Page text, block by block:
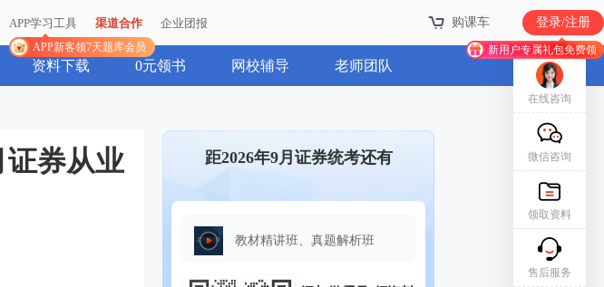
APP学习工具
APP新客领7天题库会员
渠道合作 企业团报 购课车 登录/注册
新用户专属礼包免费领
资料下载 0元领书 网校辅导 老师团队
证券从业
距2026年9月证券统考还有
教材精讲班、真题解析班
在线咨询
微信咨询
领取资料
售后服务